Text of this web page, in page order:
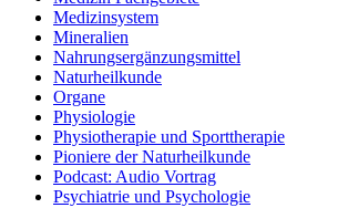
Medizinsystem
Mineralien
Nahrungsergänzungsmittel
Naturheilkunde
Organe
Physiologie
Physiotherapie und Sporttherapie
Pioniere der Naturheilkunde
Podcast: Audio Vortrag
Psychiatrie und Psychologie